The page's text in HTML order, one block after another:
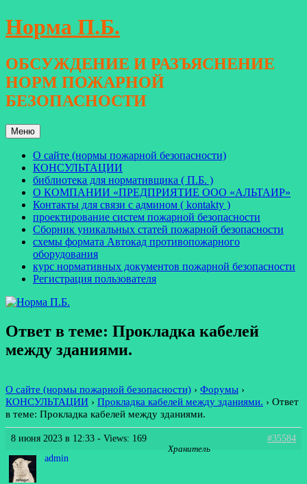
Перейти
к
Норма П.Б.
ОБСУЖДЕНИЕ И РАЗЪЯСНЕНИЕ
НОРМ ПОЖАРНОЙ
БЕЗОПАСНОСТИ
Меню
О сайте (нормы пожарной безопасности)
КОНСУЛЬТАЦИИ
библиотека для нормативщика ( П.Б. )
О КОМПАНИИ «ПРЕДПРИЯТИЕ ООО «АЛЬТАИР»
Контакты для связи с админом ( kontakty )
проектирование систем пожарной безопасности
Сборник уникальных статей пожарной безопасности
схемы формата Автокад противопожарного
оборудования
курс нормативных документов пожарной безопасности
Регистрация пользователя
Ответ в теме: Прокладка кабелей
между зданиями.
О сайте (нормы пожарной безопасности) › Форумы ›
КОНСУЛЬТАЦИИ › Прокладка кабелей между зданиями. › Ответ
в теме: Прокладка кабелей между зданиями.
8 июня 2023 в 12:33 - Views: 169
#35584
admin
Хранитель